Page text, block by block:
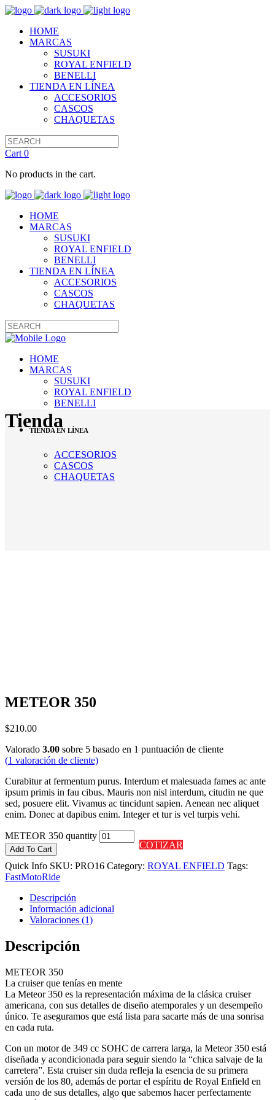
HOME
MARCAS
SUSUKI
ROYAL ENFIELD
BENELLI
TIENDA EN LÍNEA
ACCESORIOS
CASCOS
CHAQUETAS
Cart 0
No products in the cart.
HOME
MARCAS
SUSUKI
ROYAL ENFIELD
BENELLI
TIENDA EN LÍNEA
ACCESORIOS
CASCOS
CHAQUETAS
HOME
MARCAS
SUSUKI
ROYAL ENFIELD
BENELLI
TIENDA EN LÍNEA
ACCESORIOS
CASCOS
CHAQUETAS
Tienda
METEOR 350
$210.00
Valorado 3.00 sobre 5 basado en 1 puntuación de cliente
(1 valoración de cliente)
Curabitur at fermentum purus. Interdum et malesuada fames ac ante
ipsum primis in fau cibus. Mauris non nisl interdum, citudin ne que
sed, posuere elit. Vivamus ac tincidunt sapien. Aenean nec aliquet
enim. Donec at dapibus enim. Integer et tur is vel turpis vehi.
METEOR 350 quantity
Add To Cart
COTIZAR
Quick Info SKU: PRO16 Category: ROYAL ENFIELD Tags:
FastMotoRide
Descripción
Información adicional
Valoraciones (1)
Descripción
METEOR 350
La cruiser que tenías en mente
La Meteor 350 es la representación máxima de la clásica cruiser
americana, con sus detalles de diseño atemporales y un desempeño
único. Te aseguramos que está lista para sacarte más de una sonrisa
en cada ruta.
Con un motor de 349 cc SOHC de carrera larga, la Meteor 350 está
diseñada y acondicionada para seguir siendo la “chica salvaje de la
carretera”. Esta cruiser sin duda refleja la esencia de su primera
versión de los 80, además de portar el espíritu de Royal Enfield en
cada uno de sus detalles, algo que sabemos hacer perfectamente